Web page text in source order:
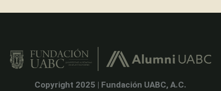
Copyright 2025 | Fundación UABC, A.C.